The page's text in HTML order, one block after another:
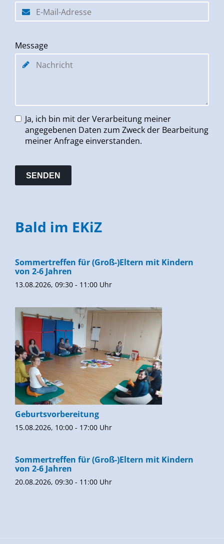
Message
Ja, ich bin mit der Verarbeitung meiner
angegebenen Daten zum Zweck der Bearbeitung
meiner Anfrage einverstanden.
Bald im EKiZ
Sommertreffen für (Groß-)Eltern mit Kindern
von 2-6 Jahren
13.08.2026, 09:30 - 11:00 Uhr
Geburtsvorbereitung
15.08.2026, 10:00 - 17:00 Uhr
Sommertreffen für (Groß-)Eltern mit Kindern
von 2-6 Jahren
20.08.2026, 09:30 - 11:00 Uhr